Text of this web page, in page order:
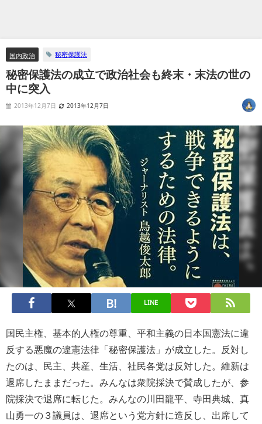
国内政治 秘密保護法
秘密保護法の成立で政治社会も終末・末法の世の
中に突入
2013年12月7日 2013年12月7日
LINE
国民主権、基本的人権の尊重、平和主義の日本国憲法に違
反する悪魔の違憲法律「秘密保護法」が成立した。反対し
たのは、民主、共産、生活、社民各党は反対した。維新は
退席したままだった。みんなは衆院採決で賛成したが、参
院採決で退席に転じた。みんなの川田龍平、寺田典城、真
山勇一の３議員は、退席という党方針に造反し、出席して